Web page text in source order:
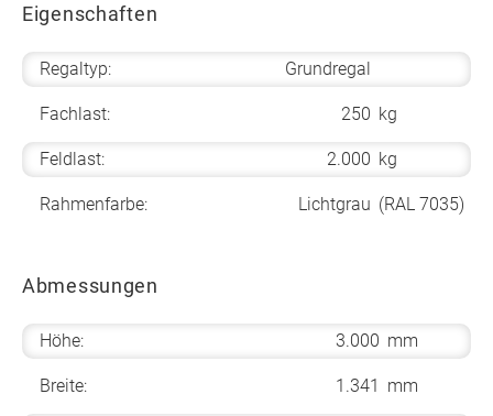
Eigenschaften
Regaltyp: Grundregal
Fachlast: 250 kg
Feldlast: 2.000 kg
Rahmenfarbe: Lichtgrau (RAL 7035)
Abmessungen
Höhe: 3.000 mm
Breite: 1.341 mm